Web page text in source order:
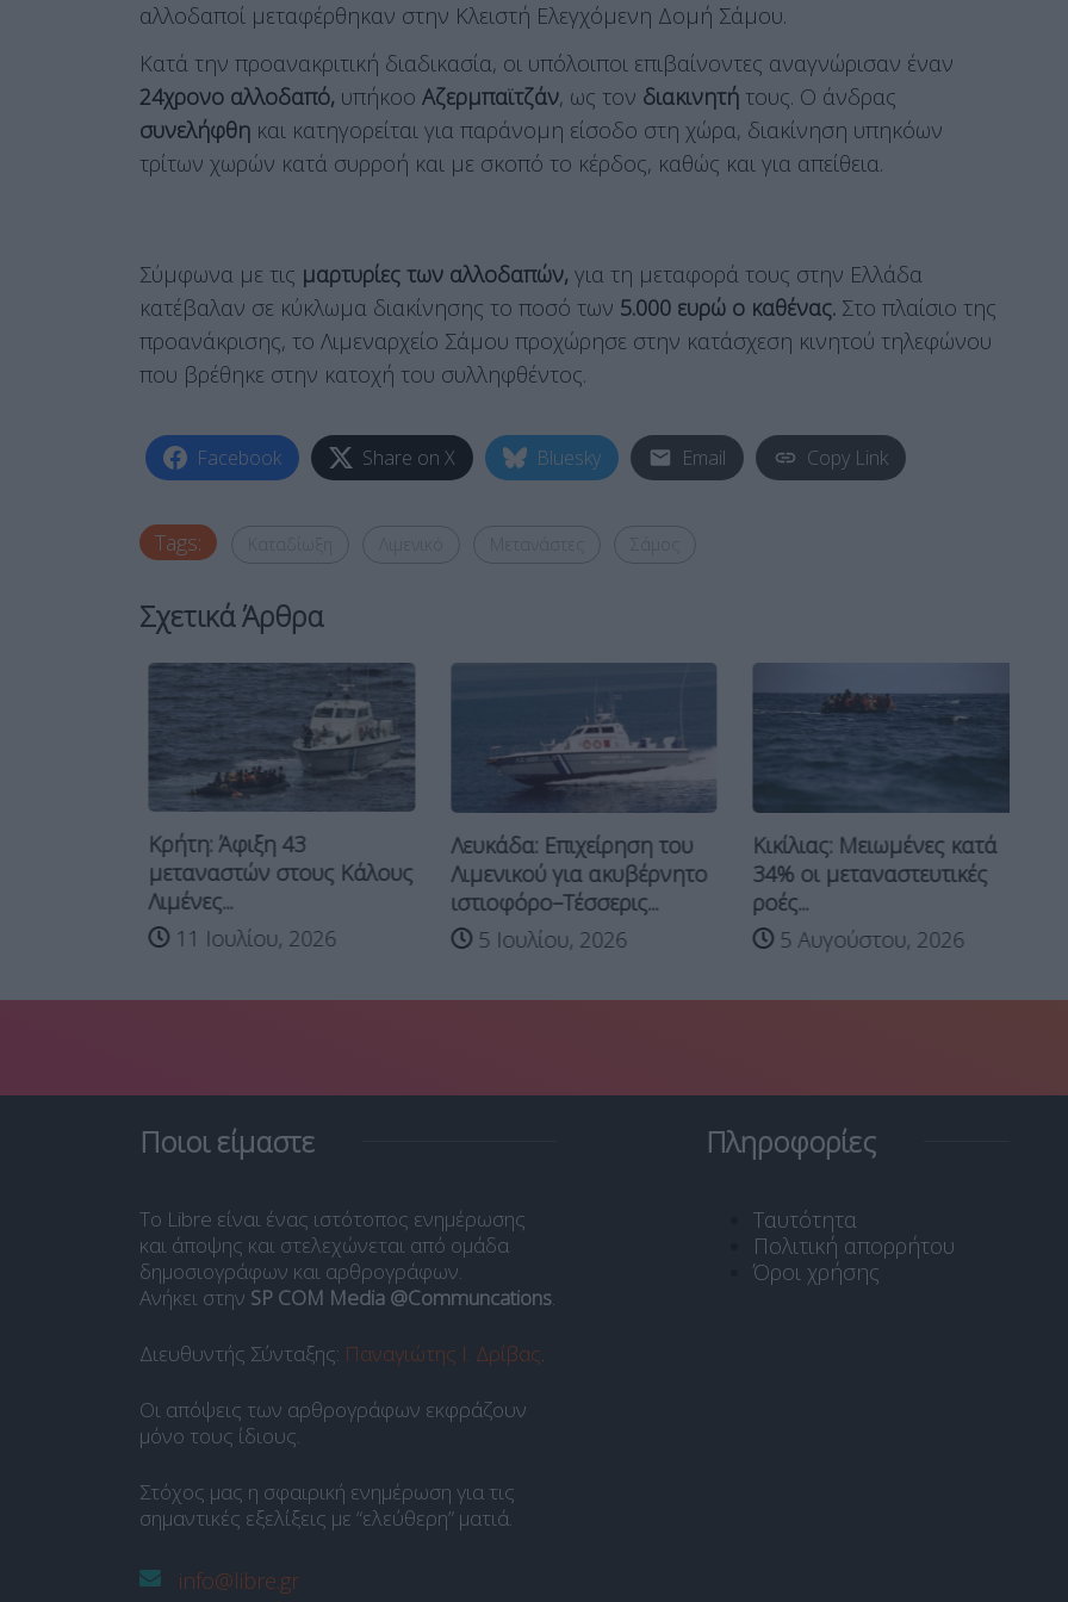
αλλοδαποί μεταφέρθηκαν στην Κλειστή Ελεγχόμενη Δομή Σάμου.
Κατά την προανακριτική διαδικασία, οι υπόλοιποι επιβαίνοντες αναγνώρισαν έναν
24χρονο αλλοδαπό, υπήκοο Αζερμπαϊτζάν, ως τον διακινητή τους. Ο άνδρας
συνελήφθη και κατηγορείται για παράνομη είσοδο στη χώρα, διακίνηση υπηκόων
τρίτων χωρών κατά συρροή και με σκοπό το κέρδος, καθώς και για απείθεια.
Σύμφωνα με τις μαρτυρίες των αλλοδαπών, για τη μεταφορά τους στην Ελλάδα
κατέβαλαν σε κύκλωμα διακίνησης το ποσό των 5.000 ευρώ ο καθένας. Στο πλαίσιο της
προανάκρισης, το Λιμεναρχείο Σάμου προχώρησε στην κατάσχεση κινητού τηλεφώνου
που βρέθηκε στην κατοχή του συλληφθέντος.
Facebook Share on X Bluesky Email Copy Link
Tags:
Σχετικά Άρθρα
Κρήτη: Άφιξη 43
μεταναστών στους Κάλους
Λιμένες...
11 Ιουλίου, 2026
Λευκάδα: Επιχείρηση του
Λιμενικού για ακυβέρνητο
ιστιοφόρο–Τέσσερις...
5 Ιουλίου, 2026
Κικίλιας: Μειωμένες κατά
34% οι μεταναστευτικές
ροές...
5 Αυγούστου, 2026
Ποιοι είμαστε
Το Libre είναι ένας ιστότοπος ενημέρωσης
και άποψης και στελεχώνεται από ομάδα
δημοσιογράφων και αρθρογράφων.
Ανήκει στην SP COM Media @Communcations
Διευθυντής Σύνταξης: Παναγιώτης Ι. Δρίβας
Οι απόψεις των αρθρογράφων εκφράζουν
μόνο τους ίδιους.
Στόχος μας η σφαιρική ενημέρωση για τις
σημαντικές εξελίξεις με “ελεύθερη” ματιά.
info@libre.gr
Πληροφορίες
Ταυτότητα
Πολιτική απορρήτου
Όροι χρήσης